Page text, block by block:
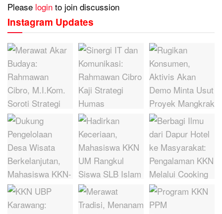
Please login to join discussion
Instagram Updates